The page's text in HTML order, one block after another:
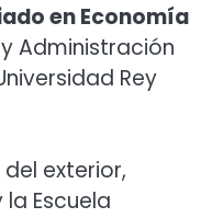
en Economía
Administración
Rey
exterior,
Escuela